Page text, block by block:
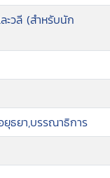
วลี (สำหรับนัก
ธยา,บรรณาธิการ